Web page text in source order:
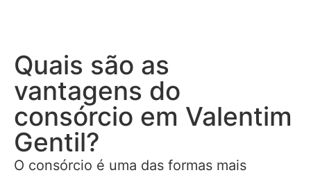
Quais são as
vantagens do
consórcio em Valentim
Gentil?
O consórcio é uma das formas mais